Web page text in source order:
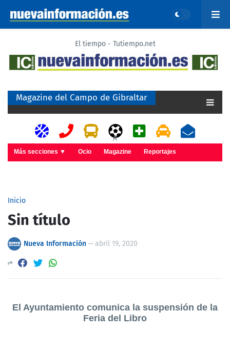
El tiempo - Tutiempo.net
Magazine del Campo de Gibraltar
A
Más secciones ▼ Ocio Magazine Reportajes
Inicio
Sin título
Nueva Información—abril 19, 2020
El Ayuntamiento comunica la suspensión de la
Feria del Libro